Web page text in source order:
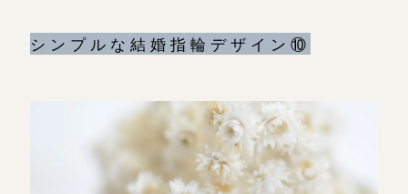
シンプルな結婚指輪デザイン⑩